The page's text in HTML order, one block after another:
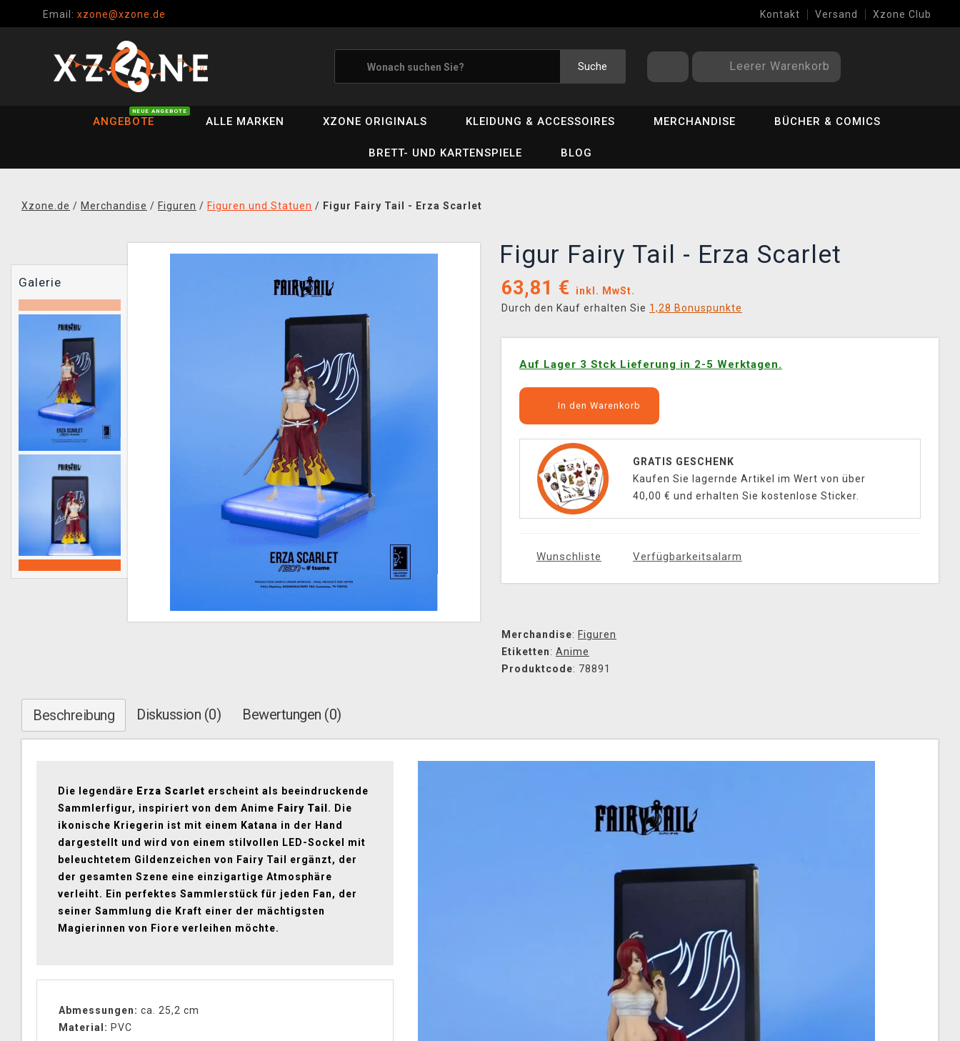
Email: xzone@xzone.de Kontakt Versand Xzone Club
Suche Leerer Warenkorb
ANGEBOTE
NEUE ANGEBOTE
ALLE MARKEN XZONE ORIGINALS KLEIDUNG & ACCESSOIRES MERCHANDISE BÜCHER & COMICS
BRETT- UND KARTENSPIELE BLOG
Xzone.de / Merchandise / Figuren / Figuren und Statuen / Figur Fairy Tail - Erza Scarlet
Galerie
Figur Fairy Tail - Erza Scarlet
63,81 €
inkl. MwSt.
Durch den Kauf erhalten Sie 1,28 Bonuspunkte
Auf Lager 3 Stck Lieferung in 2-5 Werktagen.
In den Warenkorb
GRATIS GESCHENK
Kaufen Sie lagernde Artikel im Wert von über
40,00 € und erhalten Sie kostenlose Sticker.
Wunschliste Verfügbarkeitsalarm
Merchandise: Figuren
Etiketten: Anime
Produktcode: 78891
Beschreibung Diskussion (0) Bewertungen (0)
Die legendäre Erza Scarlet erscheint als beeindruckende
Sammlerfigur, inspiriert von dem Anime Fairy Tail . Die
ikonische Kriegerin ist mit einem Katana in der Hand
dargestellt und wird von einem stilvollen LED-Sockel mit
beleuchtetem Gildenzeichen von Fairy Tail ergänzt, der
der gesamten Szene eine einzigartige Atmosphäre
verleiht. Ein perfektes Sammlerstück für jeden Fan, der
seiner Sammlung die Kraft einer der mächtigsten
Magierinnen von Fiore verleihen möchte.
Abmessungen: ca. 25,2 cm
Material: PVC